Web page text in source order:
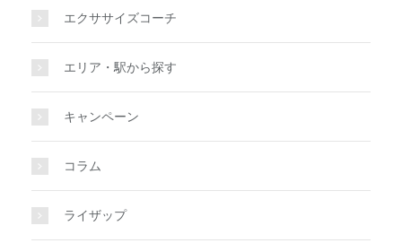
エクササイズコーチ
エリア・駅から探す
キャンペーン
コラム
ライザップ